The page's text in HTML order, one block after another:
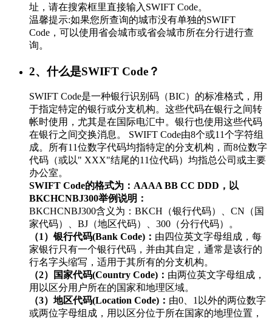
址，请在搜索框里直接输入SWIFT Code。
温馨提示:如果您所查询的城市没有单独的SWIFT
Code，可以使用省会城市或省会城市所在分行进行查
询。
2、什么是SWIFT Code？
SWIFT Code是一种银行识别码（BIC）的标准格式，用
于指定特定的银行或分支机构。这些代码在银行之间转
帐时使用，尤其是在国际电汇中。银行也使用这些代码
在银行之间交换消息。 SWIFT Code由8个或11个字符组
成。所有11位数字代码均指特定的分支机构，而8位数字
代码（或以" XXX"结尾的11位代码）均指总公司或主要
办公室。
SWIFT Code的格式为：AAAA BB CC DDD，以
BKCHCNBJ300举例说明：
BKCHCNBJ300含义为：BKCH（银行代码）、CN（国
家代码）、BJ（地区代码）、300（分行代码）。
（1）银行代码(Bank Code)： 由四位英文字母组成，每
家银行只有一个银行代码，并由其自定，通常是该行的
行名字头缩写，适用于其所有的分支机构。
（2）国家代码(Country Code)： 由两位英文字母组成，
用以区分用户所在的国家和地理区域。
（3）地区代码(Location Code)： 由0、1以外的两位数字
或两位字母组成，用以区分位于所在国家的地理位置，